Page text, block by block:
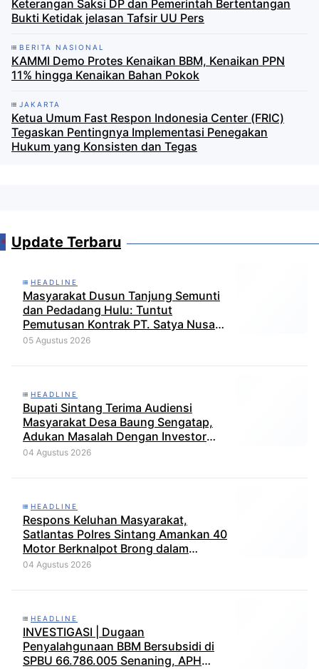
Keterangan Saksi DP dan Pemerintah Bertentangan
Bukti Ketidak jelasan Tafsir UU Pers
BERITA NASIONAL
KAMMI Demo Protes Kenaikan BBM, Kenaikan PPN
11% hingga Kenaikan Bahan Pokok
JAKARTA
Ketua Umum Fast Respon Indonesia Center (FRIC)
Tegaskan Pentingnya Implementasi Penegakan
Hukum yang Konsisten dan Tegas
Update Terbaru
HEADLINE
Masyarakat Dusun Tanjung Semunti
dan Pedadang Hulu: Tuntut
Pemutusan Kontrak PT. Satya Nusa
Indah Perkasa
05 Agustus 2026
HEADLINE
Bupati Sintang Terima Audiensi
Masyarakat Desa Baung Sengatap,
Adukan Masalah Dengan Investor
Perkebunan
04 Agustus 2026
HEADLINE
Respons Keluhan Masyarakat,
Satlantas Polres Sintang Amankan 40
Motor Berknalpot Brong dalam
Strong Point Pagi
04 Agustus 2026
HEADLINE
INVESTIGASI | Dugaan
Penyalahgunaan BBM Bersubsidi di
SPBU 66.786.005 Senaning, APH